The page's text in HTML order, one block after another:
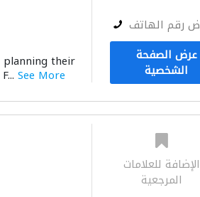
planning their
See More
رقم الهاتف
عرض الصفحة
الشخصية
الإضافة للعلامات
المرجعية